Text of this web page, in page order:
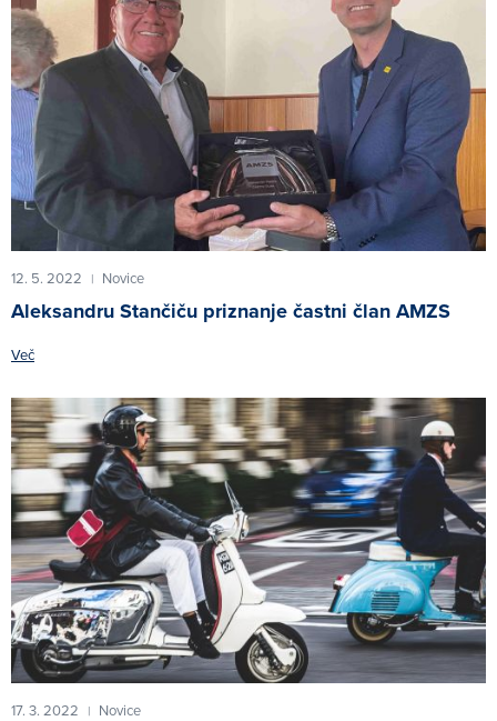
12. 5. 2022 | Novice
Aleksandru Stančiču priznanje častni član AMZS
Več
17. 3. 2022 | Novice